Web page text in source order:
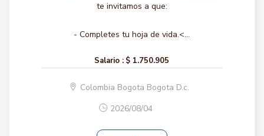
te invitamos a que:
- Completes tu hoja de vida.<...
Salario : $ 1.750.905
Colombia Bogota Bogota D.c.
2026/08/04